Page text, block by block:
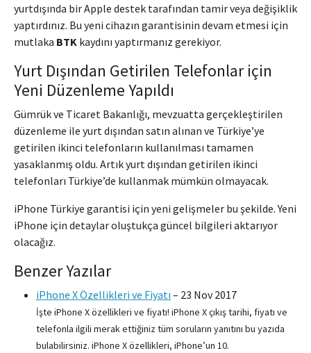
yurtdışında bir Apple destek tarafından tamir veya değişiklik
yaptırdınız. Bu yeni cihazın garantisinin devam etmesi için
mutlaka BTK kaydını yaptırmanız gerekiyor.
Yurt Dışından Getirilen Telefonlar için
Yeni Düzenleme Yapıldı
Gümrük ve Ticaret Bakanlığı, mevzuatta gerçekleştirilen
düzenleme ile yurt dışından satın alınan ve Türkiye’ye
getirilen ikinci telefonların kullanılması tamamen
yasaklanmış oldu. Artık yurt dışından getirilen ikinci
telefonları Türkiye’de kullanmak mümkün olmayacak.
iPhone Türkiye garantisi için yeni gelişmeler bu şekilde. Yeni
iPhone için detaylar oluştukça güncel bilgileri aktarıyor
olacağız.
Benzer Yazılar
iPhone X Özellikleri ve Fiyatı – 23 Nov 2017
İşte iPhone X özellikleri ve fiyatı! iPhone X çıkış tarihi, fiyatı ve
telefonla ilgili merak ettiğiniz tüm soruların yanıtını bu yazıda
bulabilirsiniz. iPhone X özellikleri, iPhone’un 10.